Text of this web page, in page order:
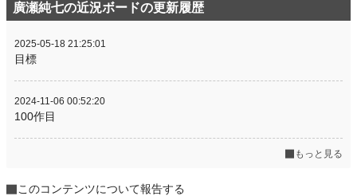
廣瀬純七の近況ボードの更新履歴
2025-05-18 21:25:01
目標
2024-11-06 00:52:20
100作目
もっと見る
このコンテンツについて報告する